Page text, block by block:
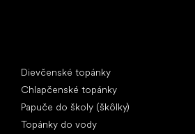
Dievčenské topánky
Chlapčenské topánky
Papuče do školy (škôlky)
Topánky do vody